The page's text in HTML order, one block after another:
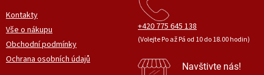
Kontakty
Vše o nákupu
Obchodní podmínky
Ochrana osobních údajů
+420 775 645 138
(Volejte Po až Pá od 10 do 18.00 hodin)
Navštivte nás!